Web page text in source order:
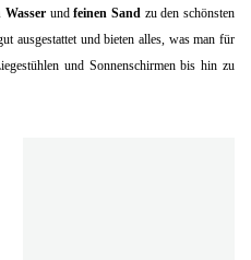
undfeinen Sand zu den schönsten
ausgestattet und bieten alles, was man für
und Sonnenschirmen bis hin zu